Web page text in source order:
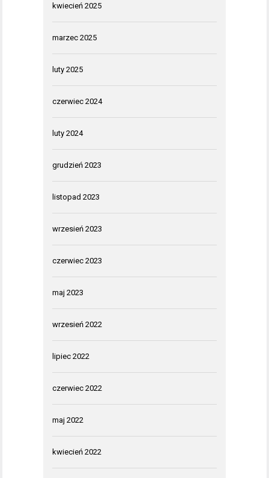
kwiecień 2025
marzec 2025
luty 2025
czerwiec 2024
luty 2024
grudzień 2023
listopad 2023
wrzesień 2023
czerwiec 2023
maj 2023
wrzesień 2022
lipiec 2022
czerwiec 2022
maj 2022
kwiecień 2022